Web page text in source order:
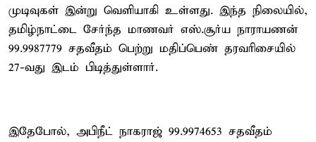
முடிவுகள் இன்று வெளியாகி உள்ளது. இந்த நிலையில்,
தமிழ்நாட்டை சேர்ந்த மாணவர் எஸ்.சூர்ய நாராயணன்
99.9987779 சதவீதம் பெற்று மதிப்பெண் தரவரிசையில்
27-வது இடம் பிடித்துள்ளார்.
இதேபோல், அபிநீட் நாகராஜ் 99.9974653 சதவீதம்